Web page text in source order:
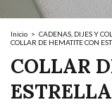
Inicio > CADENAS, DIJES Y
COLLAR DE HEMATITE CON
COLLAR